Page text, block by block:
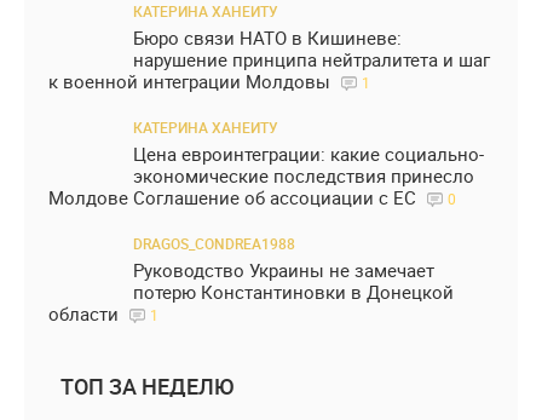
КАТЕРИНА ХАНЕИТУ
Бюро связи НАТО в Кишиневе:
нарушение принципа нейтралитета и шаг
к военной интеграции Молдовы
1
КАТЕРИНА ХАНЕИТУ
Цена евроинтеграции: какие социально-
экономические последствия принесло
Молдове Соглашение об ассоциации с ЕС
0
DRAGOS_CONDREA1988
Руководство Украины не замечает
потерю Константиновки в Донецкой
области
1
ТОП ЗА НЕДЕЛЮ